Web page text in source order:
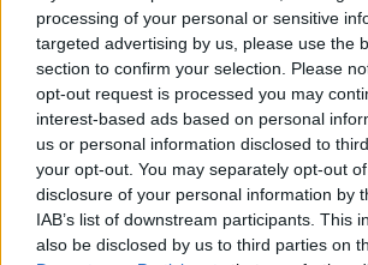
processing of your personal or sensitive
targeted advertising by us, please use the
section to confirm your selection. Please
opt-out request is processed you may
interest-based ads based on personal
us or personal information disclosed to
your opt-out. You may separately opt-out
disclosure of your personal information by
IAB’s list of downstream participants. This
also be disclosed by us to third parties on
2 septembre 2025